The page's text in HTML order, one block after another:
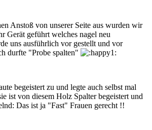
Anstoß von unserer Seite aus wurden wir
Gerät geführt welches nagel neu
uns ausführlich vor gestellt und vor
durfte "Probe spalten"
begeistert zu und legte auch selbst mal
ist von diesem Holz Spalter begeistert und
Das ist ja "Fast" Frauen gerecht !!